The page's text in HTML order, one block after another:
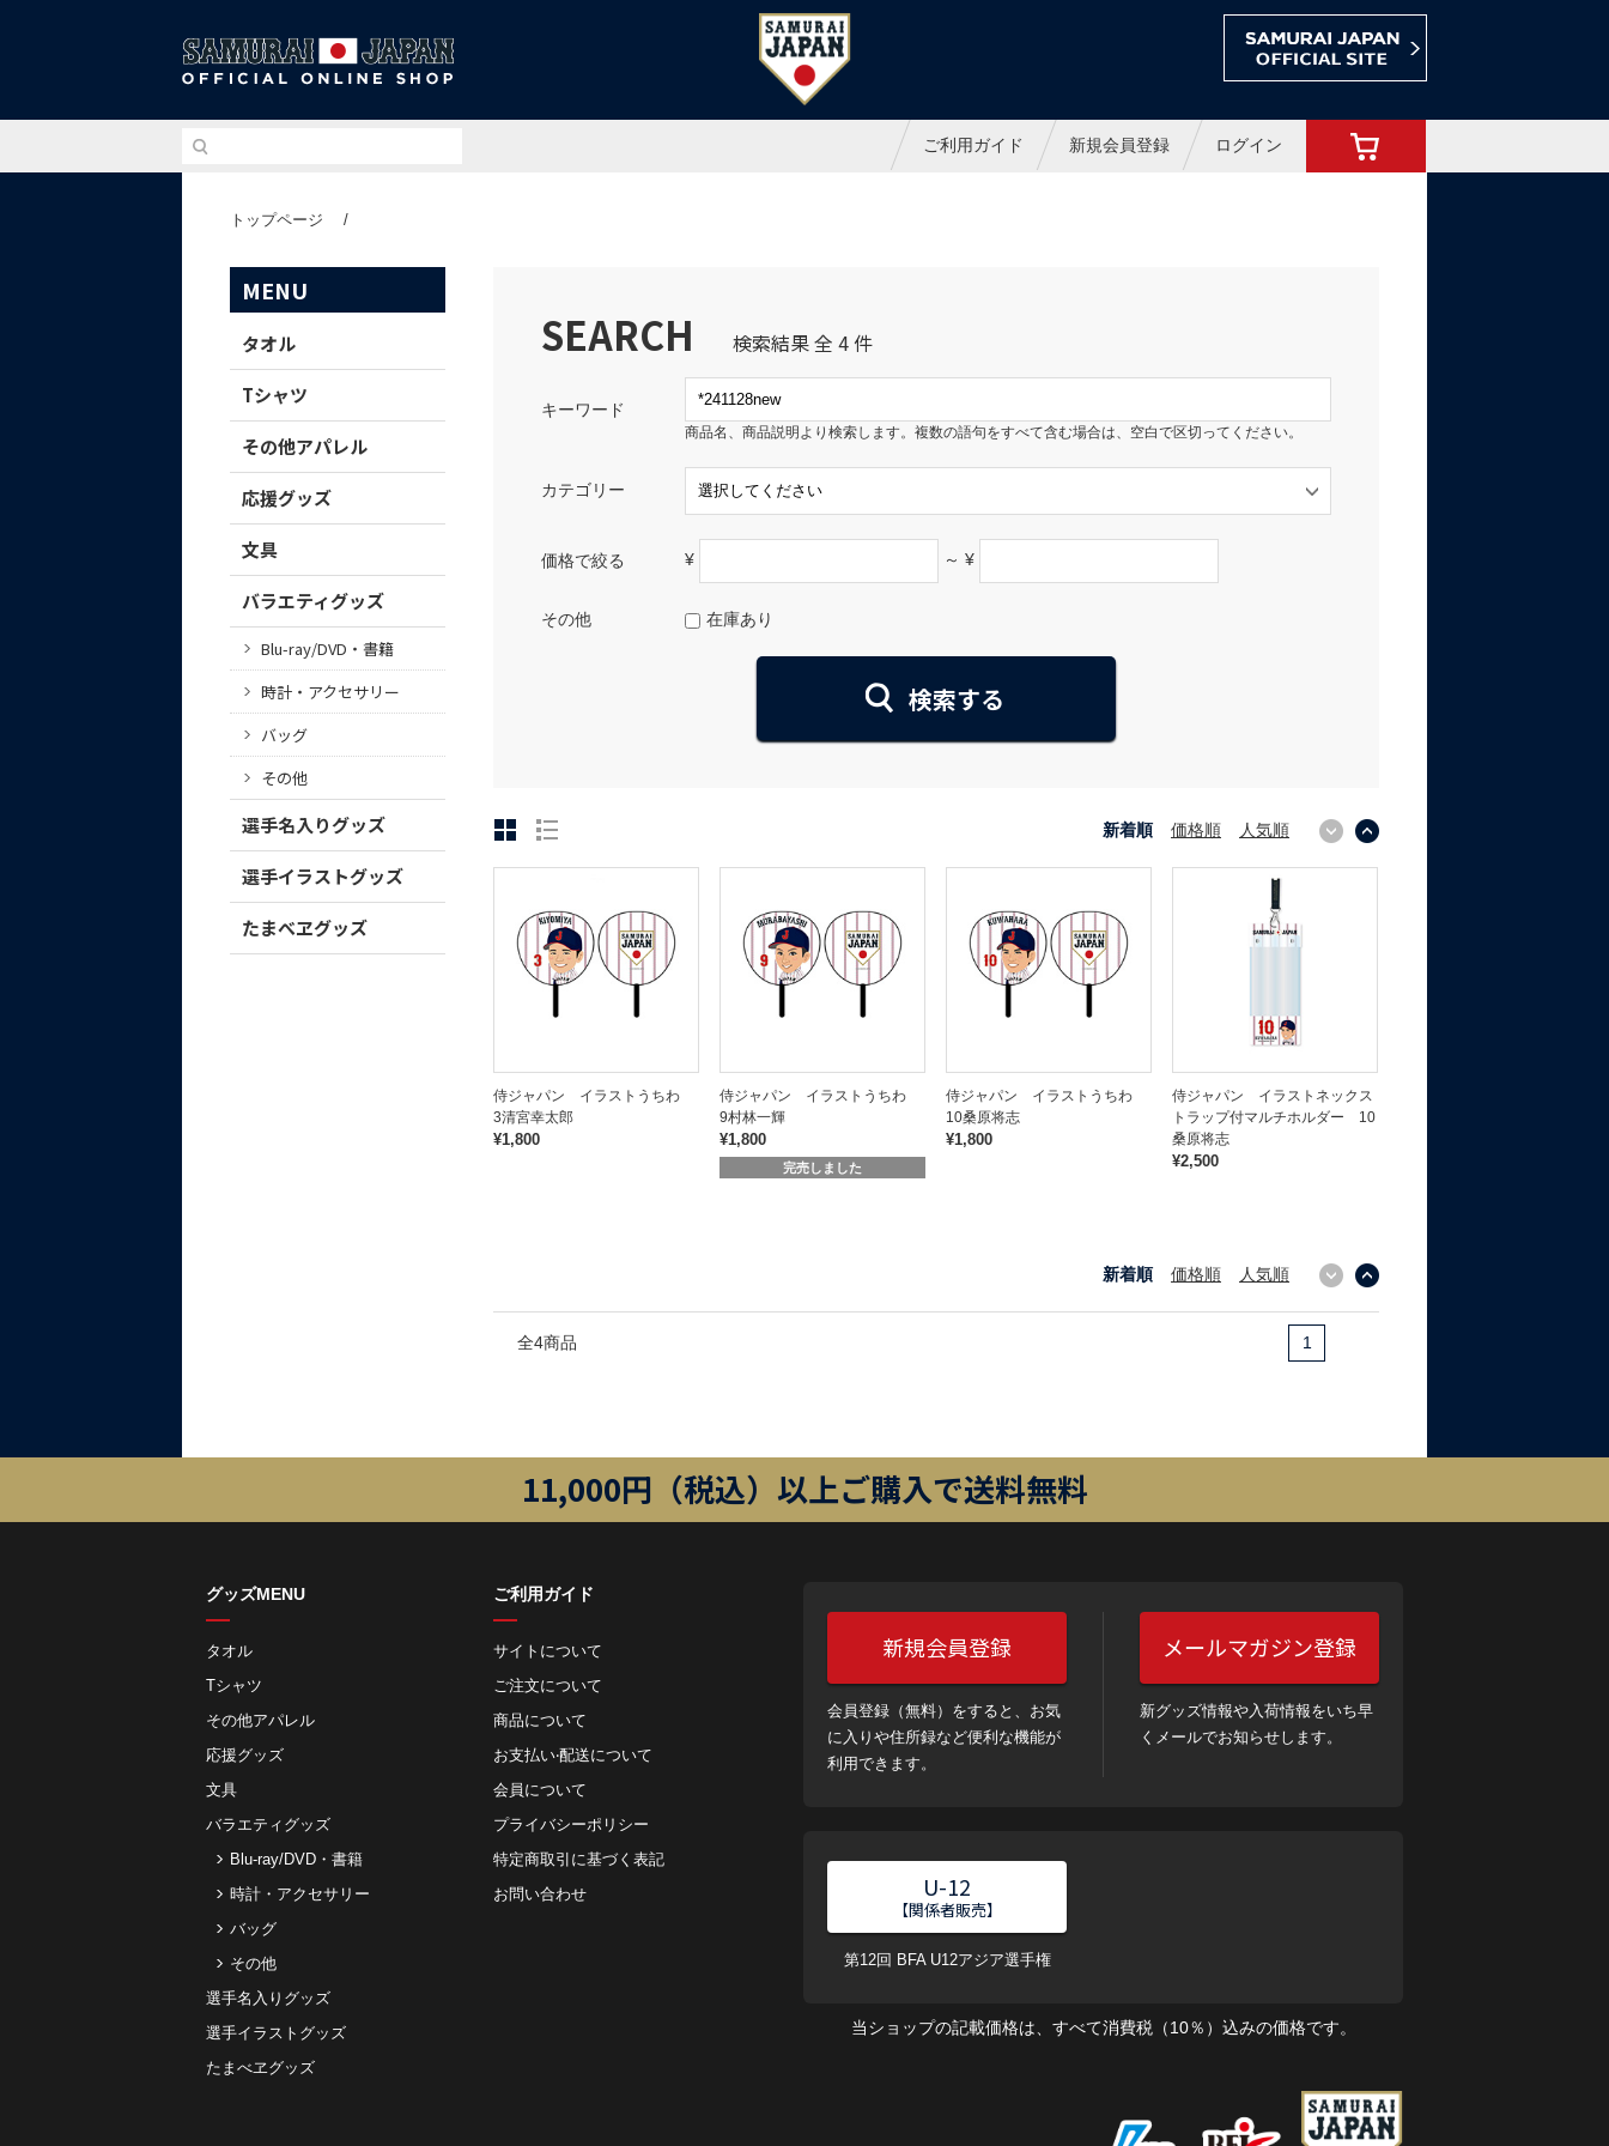
侍ジャパンオフィシャルオンラインショップ
ご利用ガイド 新規会員登録 ログイン
トップページ /
MENU
タオル
Tシャツ
その他アパレル
応援グッズ
文具
バラエティグッズ
Blu-ray/DVD・書籍
時計・アクセサリー
バッグ
その他
選手名入りグッズ
選手イラストグッズ
たまべヱグッズ
SEARCH 検索結果 全 4 件
キーワード
商品名、商品説明より検索します。複数の語句をすべて含む場合は、空白で区切ってください。
カテゴリー
価格で絞る ¥ ～ ¥
その他 在庫あり
新着順 価格順 人気順
侍ジャパン イラストうちわ
3清宮幸太郎
¥1,800
侍ジャパン イラストうちわ
9村林一輝
¥1,800
完売しました
侍ジャパン イラストうちわ
10桑原将志
¥1,800
侍ジャパン イラストネックス
トラップ付マルチホルダー 10
桑原将志
¥2,500
新着順 価格順 人気順
全4商品 1
11,000円（税込）以上ご購入で送料無料
グッズMENU
タオル
Tシャツ
その他アパレル
応援グッズ
文具
バラエティグッズ
Blu-ray/DVD・書籍
時計・アクセサリー
バッグ
その他
選手名入りグッズ
選手イラストグッズ
たまべヱグッズ
ご利用ガイド
サイトについて
ご注⽂について
商品について
お⽀払い‧配送について
会員について
プライバシーポリシー
特定商取引に基づく表記
お問い合わせ
新規会員登録
会員登録（無料）をすると、お気
に入りや住所録など便利な機能が
利用できます。
メールマガジン登録
新グッズ情報や入荷情報をいち早
くメールでお知らせします。
U-12
【関係者販売】
第12回 BFA U12アジア選手権
当ショップの記載価格は、すべて消費税（10％）込みの価格です。